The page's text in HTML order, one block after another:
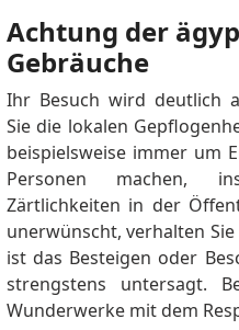
Achtung der
Gebräuche
Ihr Besuch wird deutlich
Sie die lokalen
beispielsweise immer um
Personen machen,
Zärtlichkeiten in der
unerwünscht, verhalten
ist das Besteigen oder
strengstens untersagt.
Wunderwerke mit dem